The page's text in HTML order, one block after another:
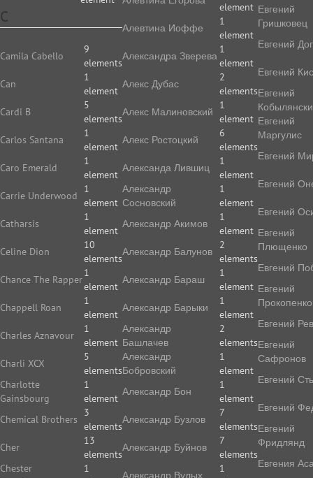
C
Camila Cabello
9
elements
Can
1
element
Cardi B
5
elements
Carlos Santana
1
element
Caro Emerald
1
element
Carrie Underwood
1
element
Catharsis
1
element
Celine Dion
10
elements
Chance The Rapper
1
element
Chappell Roan
1
element
Charles Aznavour
1
element
Charli XCX
5
elements
Charlotte
Gainsbourg
1
element
Chemical Brothers
3
elements
Cher
13
elements
Chester
1
element
Алевтина Иоффе
1
element
Алек­сан­дра Зве­ре­ва
1
element
Алекс Дубас
2
elements
Алекс Малиновский
1
element
Алекс Ростоцкий
6
elements
Александа Лившиц
1
element
Александр
Сосновский
1
element
Александр Акимов
1
element
Александр Балунов
2
elements
Александр Бараш
1
element
Александр Барыки
1
element
Александр
Башлачев
2
elements
Александр
Бобровский
1
element
Александр Бон
1
element
Александр Бузлов
7
elements
Александр Буйнов
7
elements
Александр Вулых
1
Евгений
Гришковец
Евгений
Евгений
Евгений
Евгений
Маргулис
Евгений
Евгений
Евгений
Евгений
Плющенко
Евгений
Евгений
Прокопенко
Евгений
Евгений
Сафронов
Евгений
Евгений
Евгений
Фридлянд
Евгения